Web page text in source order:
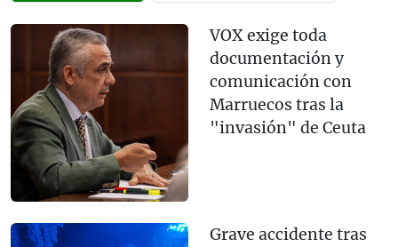
VOX exige toda
documentación y
comunicación con
Marruecos tras la
"invasión" de Ceuta
Grave accidente tras